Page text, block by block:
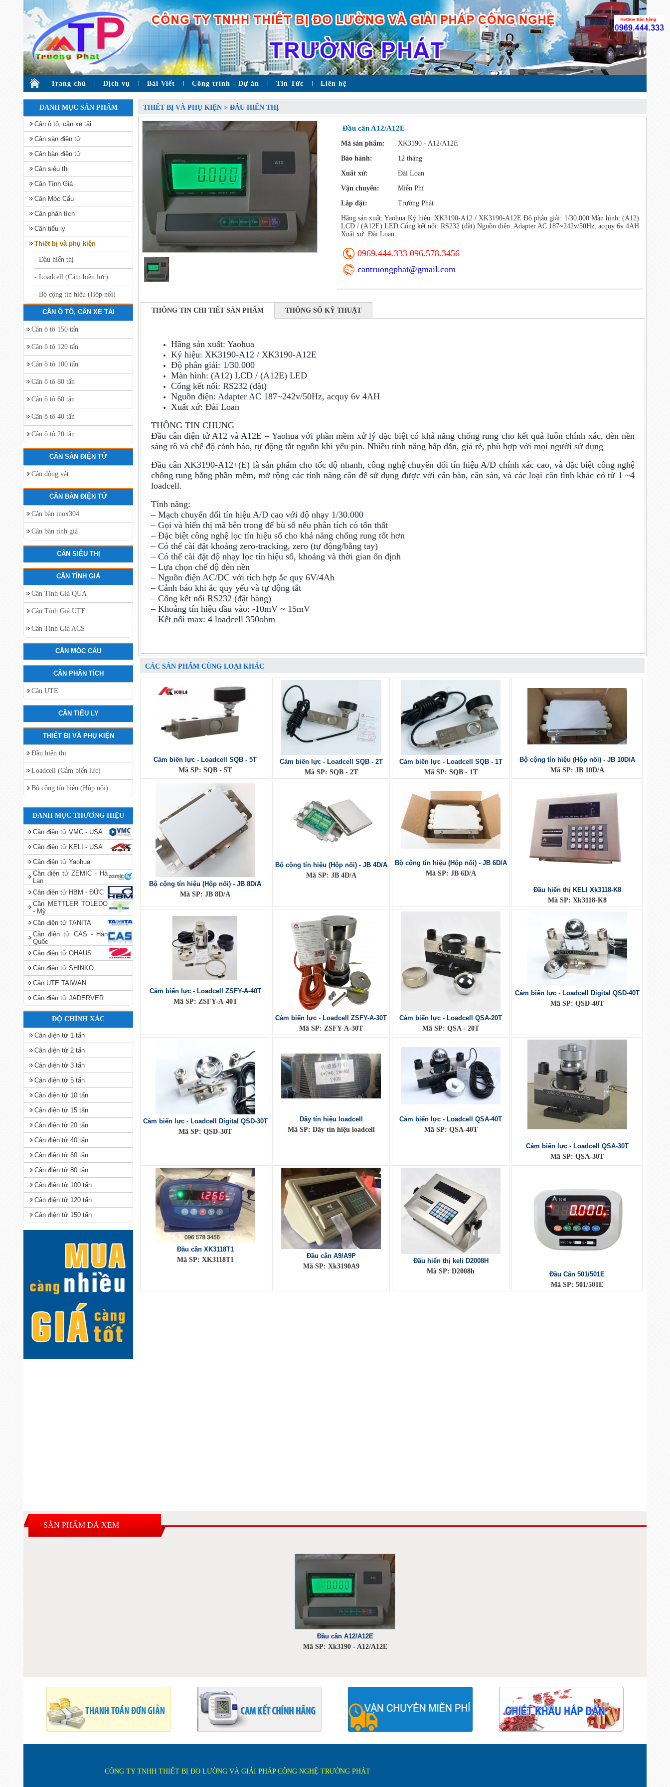
Trang chủ Dịch vụ Bài Viết Công trình - Dự án Tin Tức Liên hệ
DANH MỤC SẢN PHẨM
Cân ô tô, cân xe tải
Cân sàn điện tử
Cân bàn điện tử
Cân siêu thị
Cân Tính Giá
Cân Móc Cẩu
Cân phân tích
Cân tiểu ly
Thiết bị và phụ kiện
- Đầu hiển thị
- Loadcell (Cảm biến lực)
- Bộ cộng tín hiệu (Hộp nối)
CÂN Ô TÔ, CÂN XE TẢI
Cân ô tô 150 tấn
Cân ô tô 120 tấn
Cân ô tô 100 tấn
Cân ô tô 80 tấn
Cân ô tô 60 tấn
Cân ô tô 40 tấn
Cân ô tô 20 tấn
CÂN SÀN ĐIỆN TỬ
Cân động vật
CÂN BÀN ĐIỆN TỬ
Cân bàn inox304
Cân bàn tính giá
CÂN SIÊU THỊ
CÂN TÍNH GIÁ
Cân Tính Giá QUA
Cân Tính Giá UTE
Cân Tính Giá ACS
CÂN MÓC CẨU
CÂN PHÂN TÍCH
Cân UTE
CÂN TIỂU LY
THIẾT BỊ VÀ PHỤ KIỆN
Đầu hiển thị
Loadcell (Cảm biến lực)
Bộ cộng tín hiệu (Hộp nối)
DANH MỤC THƯƠNG HIỆU
Cân điện tử VMC - USA
Cân điện tử KELI - USA
Cân điện tử Yaohua
Cân điện tử ZEMIC - Hà
Lan
Cân điện tử HBM - ĐỨC
Cân METTLER TOLEDO
- Mỹ
Cân điện tử TANITA
Cân điện tử CAS - Hàn
Quốc
Cân điện tử OHAUS
Cân điện tử SHINKO
Cân UTE TAIWAN
Cân điện tử JADERVER
ĐỘ CHÍNH XÁC
Cân điện tử 1 tấn
Cân điện tử 2 tấn
Cân điện tử 3 tấn
Cân điện tử 5 tấn
Cân điện tử 10 tấn
Cân điện tử 15 tấn
Cân điện tử 20 tấn
Cân điện tử 40 tấn
Cân điện tử 60 tấn
Cân điện tử 80 tấn
Cân điện tử 100 tấn
Cân điện tử 120 tấn
Cân điện tử 150 tấn
THIẾT BỊ VÀ PHỤ KIỆN > ĐẦU HIỂN THỊ
Đầu cân A12/A12E
Mã sản phẩm:
XK3190 - A12/A12E
Bảo hành:
12 tháng
Xuất xứ:
Đài Loan
Vận chuyển:
Miễn Phí
Lắp đặt:
Trường Phát
Hãng sản xuất: Yaohua Ký hiệu: XK3190-A12 / XK3190-A12E Độ phân giải: 1/30.000 Màn hình: (A12)
LCD / (A12E) LED Cổng kết nối: RS232 (đặt) Nguồn điện: Adapter AC 187~242v/50Hz, acquy 6v 4AH
Xuất xứ: Đài Loan
0969.444.333 096.578.3456
cantruongphat@gmail.com
THÔNG TIN CHI TIẾT SẢN PHẨM THÔNG SỐ KỸ THUẬT
Hãng sản xuất: Yaohua
Ký hiệu: XK3190-A12 / XK3190-A12E
Độ phân giải: 1/30.000
Màn hình: (A12) LCD / (A12E) LED
Cổng kết nối: RS232 (đặt)
Nguồn điện: Adapter AC 187~242v/50Hz, acquy 6v 4AH
Xuất xứ: Đài Loan
THÔNG TIN CHUNG
Đầu cân điện tử A12 và A12E – Yaohua với phần mềm xử lý đặc biệt có khả năng chống rung cho kết quả luôn chính xác, đèn nền
sáng rõ và chế độ cảnh báo, tự động tắt nguồn khi yếu pin. Nhiều tính năng hấp dẫn, giá rẻ, phù hợp với mọi người sử dụng
Đầu cân XK3190-A12+(E) là sản phẩm cho tốc độ nhanh, công nghệ chuyển đổi tín hiệu A/D chính xác cao, và đặc biệt công nghệ
chống rung bằng phần mềm, mở rộng các tính năng cân để sử dụng được với cân bàn, cân sàn, và các loại cân tĩnh khác có từ 1 ~4
loadcell.
Tính năng:
– Mạch chuyển đổi tín hiệu A/D cao với độ nhạy 1/30.000
– Gọi và hiển thị mã bên trong để bù số nếu phân tích có tổn thất
– Đặc biệt công nghệ lọc tín hiệu số cho khả năng chống rung tốt hơn
– Có thể cài đặt khoảng zero-tracking, zero (tự động/bằng tay)
– Có thể cài đặt độ nhạy lọc tín hiệu số, khoảng và thời gian ổn định
– Lựa chọn chế độ đèn nền
– Nguồn điện AC/DC với tích hợp ắc quy 6V/4Ah
– Cảnh báo khi ắc quy yếu và tự động tắt
– Cổng kết nối RS232 (đặt hàng)
– Khoảng tín hiệu đầu vào: -10mV ~ 15mV
– Kết nối max: 4 loadcell 350ohm
CÁC SẢN PHẨM CÙNG LOẠI KHÁC
Cảm biến lực - Loadcell SQB - 5T
Mã SP: SQB - 5T
Cảm biến lực - Loadcell SQB - 2T
Mã SP: SQB - 2T
Cảm biến lực - Loadcell SQB - 1T
Mã SP: SQB - 1T
Bộ cộng tín hiệu (Hộp nối) - JB 10D/A
Mã SP: JB 10D/A
Bộ cộng tín hiệu (Hộp nối) - JB 8D/A
Mã SP: JB 8D/A
Bộ cộng tín hiệu (Hộp nối) - JB 4D/A
Mã SP: JB 4D/A
Bộ cộng tín hiệu (Hộp nối) - JB 6D/A
Mã SP: JB 6D/A
Đầu hiển thị KELI Xk3118-K8
Mã SP: Xk3118-K8
Cảm biến lực - Loadcell ZSFY-A-40T
Mã SP: ZSFY-A-40T
Cảm biến lực - Loadcell ZSFY-A-30T
Mã SP: ZSFY-A-30T
Cảm biến lực - Loadcell QSA-20T
Mã SP: QSA - 20T
Cảm biến lực - Loadcell Digital QSD-40T
Mã SP: QSD-40T
Cảm biến lực - Loadcell Digital QSD-30T
Mã SP: QSD-30T
Dây tín hiệu loadcell
Mã SP: Dây tín hiệu loadcell
Cảm biến lực - Loadcell QSA-40T
Mã SP: QSA-40T
Cảm biến lực - Loadcell QSA-30T
Mã SP: QSA-30T
Đầu cân XK3118T1
Mã SP: XK3118T1
Đầu cân A9/A9P
Mã SP: Xk3190A9
Đầu hiển thị keli D2008H
Mã SP: D2008h
Đầu Cân 501/501E
Mã SP: 501/501E
SẢN PHẨM ĐÃ XEM
Đầu cân A12/A12E
Mã SP: Xk3190 - A12/A12E
CÔNG TY TNHH THIẾT BỊ ĐO LƯỜNG VÀ GIẢI PHÁP CÔNG NGHỆ TRƯỜNG PHÁT